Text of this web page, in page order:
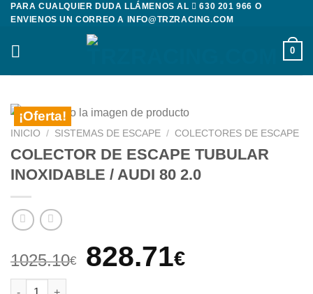
Saltar
contenido
PARA CUALQUIER DUDA LLÁMENOS AL 630 201 966 O
ENVIENOS UN CORREO A
INFO@TRZRACING.COM
0
¡Oferta!
INICIO / SISTEMAS DE ESCAPE / COLECTORES DE ESCAPE
COLECTOR DE ESCAPE TUBULAR
INOXIDABLE / AUDI 80 2.0
1025.10€
El
828.71€El
COLECTOR DE ESCAPE TUBULAR INOXIDABLE / AUDI 80 2.0